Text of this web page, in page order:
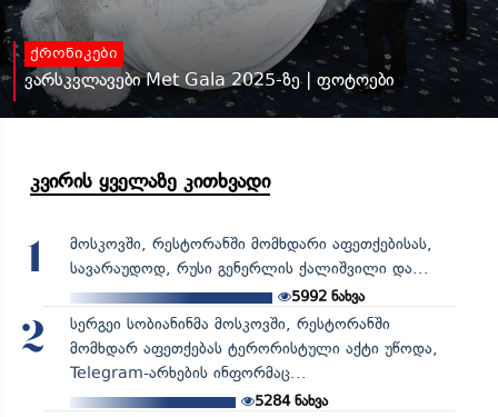
ქრონიკები
ვარსკვლავები Met Gala 2025-ზე | ფოტოები
კვირის ყველაზე კითხვადი
1
მოსკოვში, რესტორანში მომხდარი აფეთქებისას,
სავარაუდოდ, რუსი გენერლის ქალიშვილი და...
5992 ნახვა
2
სერგეი სობიანინმა მოსკოვში, რესტორანში
მომხდარ აფეთქებას ტერორისტული აქტი უწოდა,
Telegram-არხების ინფორმაც...
5284ნახვა